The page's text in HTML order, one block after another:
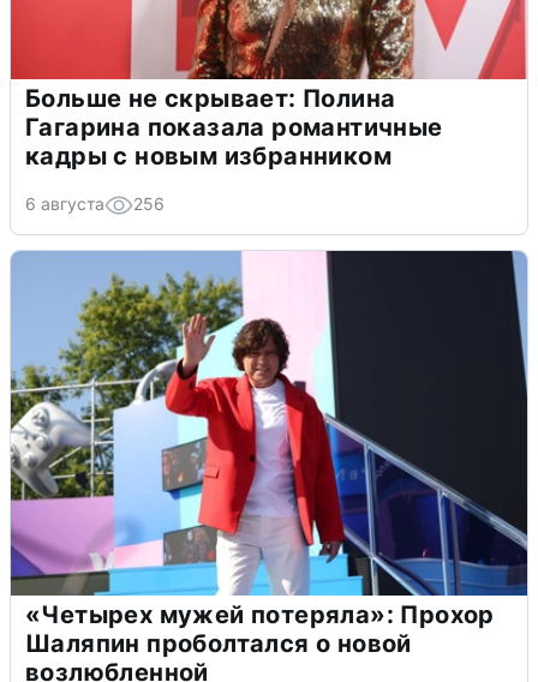
Больше не скрывает: Полина
Гагарина показала романтичные
кадры с новым избранником
6 августа 256
«Четырех мужей потеряла»: Прохор
Шаляпин проболтался о новой
возлюбленной